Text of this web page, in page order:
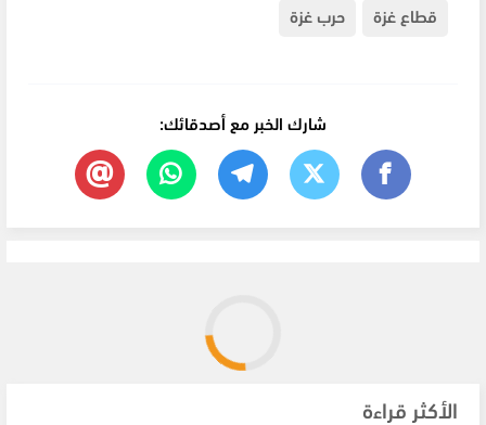
قطاع غزة
حرب غزة
شارك الخبر مع أصدقائك:
الأكثر قراءة